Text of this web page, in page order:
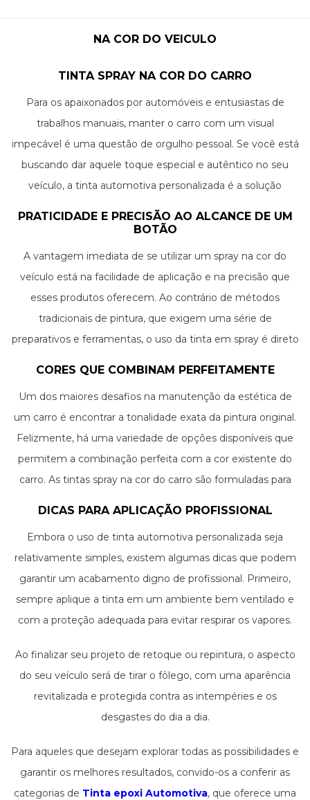
NA COR DO VEICULO
TINTA SPRAY NA COR DO CARRO
Para os apaixonados por automóveis e entusiastas de
trabalhos manuais, manter o carro com um visual
impecável é uma questão de orgulho pessoal. Se você está
buscando dar aquele toque especial e autêntico no seu
veículo, a tinta automotiva personalizada é a solução
trata de praticidade e obtenção de resultados rápidos e
PRATICIDADE E PRECISÃO AO ALCANCE DE UM
BOTÃO
A vantagem imediata de se utilizar um spray na cor do
veículo está na facilidade de aplicação e na precisão que
esses produtos oferecem. Ao contrário de métodos
tradicionais de pintura, que exigem uma série de
preparativos e ferramentas, o uso da tinta em spray é direto
movimentos uniformes e controlados. Prático, não?
CORES QUE COMBINAM PERFEITAMENTE
Um dos maiores desafios na manutenção da estética de
um carro é encontrar a tonalidade exata da pintura original.
Felizmente, há uma variedade de opções disponíveis que
permitem a combinação perfeita com a cor existente do
carro. As tintas spray na cor do carro são formuladas para
duradoura, eliminando as preocupações com diferenças de
tonalidade após a aplicação.
DICAS PARA APLICAÇÃO PROFISSIONAL
Embora o uso de tinta automotiva personalizada seja
relativamente simples, existem algumas dicas que podem
garantir um acabamento digno de profissional. Primeiro,
sempre aplique a tinta em um ambiente bem ventilado e
com a proteção adequada para evitar respirar os vapores.
a correspondência da cor e a técnica de pulverização. Por
último, várias camadas finas são preferíveis a uma grossa,
assegurando um resultado sem corridas ou acúmulos de
tinta.
Ao finalizar seu projeto de retoque ou repintura, o aspecto
do seu veículo será de tirar o fôlego, com uma aparência
revitalizada e protegida contra as intempéries e os
desgastes do dia a dia.
Para aqueles que desejam explorar todas as possibilidades e
garantir os melhores resultados, convido-os a conferir as
categorias de Tinta epoxi Automotiva, que oferece uma